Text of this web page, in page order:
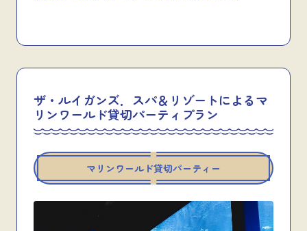
ザ・ルイガンズ．スパ＆リゾートによるマ
リンワールド貸切パーティプラン
マリンワールド貸切パーティー